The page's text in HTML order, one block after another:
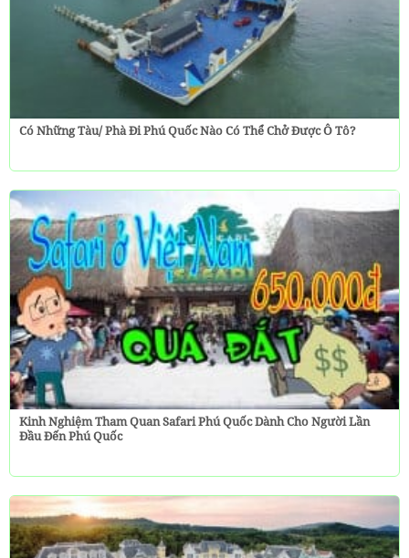
Có Những Tàu/ Phà Đi Phú Quốc Nào Có Thể Chở Được Ô Tô?
Kinh Nghiệm Tham Quan Safari Phú Quốc Dành Cho Người Lần
Đầu Đến Phú Quốc